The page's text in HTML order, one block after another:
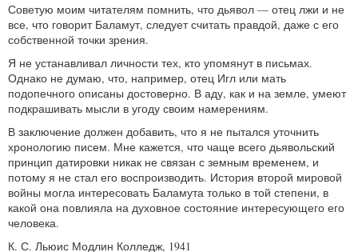
Советую моим читателям помнить, что дьявол — отец лжи и не
все, что говорит Баламут, следует считать правдой, даже с его
собственной точки зрения.
Я не устанавливал личности тех, кто упомянут в письмах.
Однако не думаю, что, например, отец Игл или мать
подопечного описаны достоверно. В аду, как и на земле, умеют
подкрашивать мысли в угоду своим намерениям.
В заключение должен добавить, что я не пытался уточнить
хронологию писем. Мне кажется, что чаще всего дьявольский
принцип датировки никак не связан с земным временем, и
потому я не стал его воспроизводить. История второй мировой
войны могла интересовать Баламута только в той степени, в
какой она повлияла на духовное состояние интересующего его
человека.
К. С. Льюис Модлин Колледж, 1941